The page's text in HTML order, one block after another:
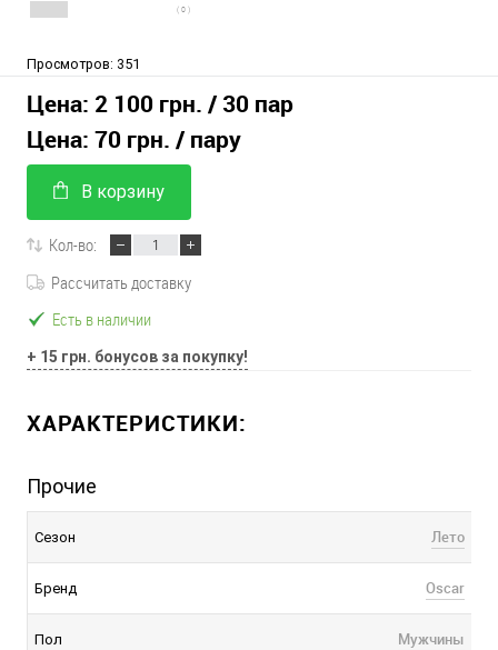
( 0 )
Просмотров: 351
Цена: 2 100 грн. / 30 пар
Цена: 70 грн. / пару
В корзину
Кол-во:
Рассчитать доставку
Есть в наличии
+ 15 грн. бонусов за покупку!
ХАРАКТЕРИСТИКИ:
Прочие
Сезон Лето
Бренд Oscar
Пол Мужчины